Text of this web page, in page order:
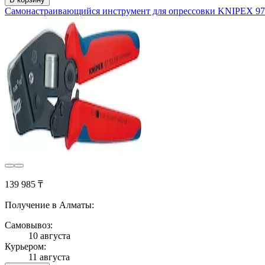
Самонастраивающийся инструмент для опрессовки KNIPEX
139 985 ₸
Получение в Алматы:
Самовывоз:
10 августа
Курьером:
11 августа